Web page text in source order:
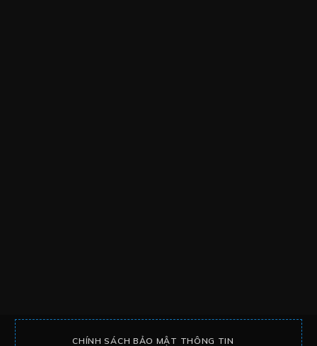
CHÍNH SÁCH BẢO MẬT THÔNG TIN